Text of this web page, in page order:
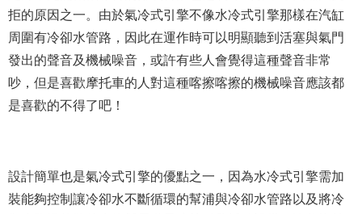
拒的原因之一。由於氣冷式引擎不像水冷式引擎那樣在汽缸
周圍有冷卻水管路，因此在運作時可以明顯聽到活塞與氣門
發出的聲音及機械噪音，或許有些人會覺得這種聲音非常
吵，但是喜歡摩托車的人對這種喀擦喀擦的機械噪音應該都
是喜歡的不得了吧！
設計簡單也是氣冷式引擎的優點之一，因為水冷式引擎需加
裝能夠控制讓冷卻水不斷循環的幫浦與冷卻水管路以及將冷